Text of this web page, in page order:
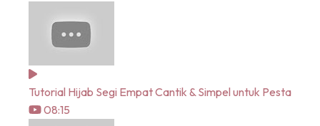
Tutorial Hijab Segi Empat Cantik & Simpel untuk Pesta
08:15